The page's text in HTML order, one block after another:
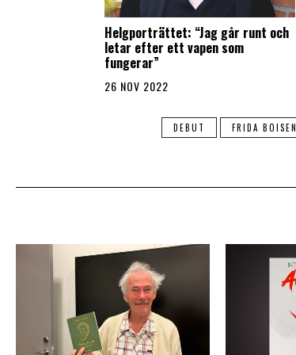
Helgporträttet: “Jag går runt och
letar efter ett vapen som
fungerar”
26 NOV 2022
DEBUT FRIDA BOISEN